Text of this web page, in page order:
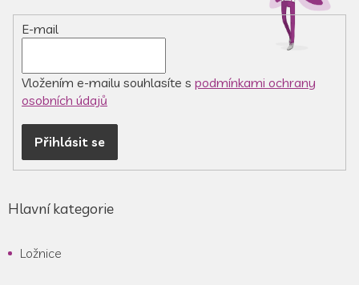
E-mail
Vložením e-mailu souhlasíte s podmínkami ochrany
osobních údajů
Přihlásit se
Hlavní kategorie
Ložnice